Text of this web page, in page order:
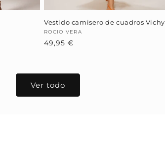
Vestido camisero de cuadros Vichy
Proveedor:
ROCIO VERA
Precio
49,95 €
Ver todo